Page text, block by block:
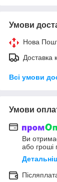
Умови
Нова
Доставка
Всі умови
Умови
Ви
або гроші